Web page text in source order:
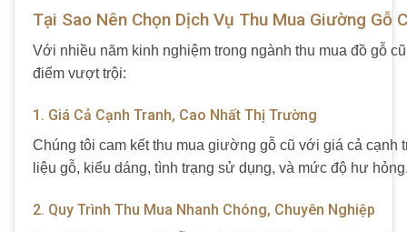
Tại Sao Nên Chọn Dịch Vụ Thu Mua Giường Gỗ
Với nhiều năm kinh nghiệm trong ngành thu mua đồ gỗ cũ
điểm vượt trội:
1. Giá Cả Cạnh Tranh, Cao Nhất Thị Trường
Chúng tôi cam kếtthu mua giường gỗ cũ với giá cả cạnh
liệu gỗ, kiểu dáng, tình trạng sử dụng, và mức độ hư
2. Quy Trình Thu Mua Nhanh Chóng, Chuyên Nghiệp